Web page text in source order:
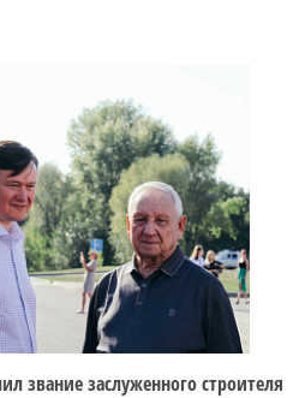
звание заслуженного строителя